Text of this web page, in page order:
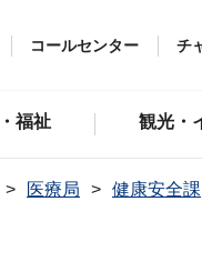
コールセンター チ
福祉 観光・
医療局
健康安全課